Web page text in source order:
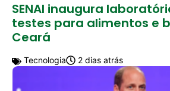
SENAI inaugura
testes para alimentos e
Ceará
Tecnologia 2 dias atrás